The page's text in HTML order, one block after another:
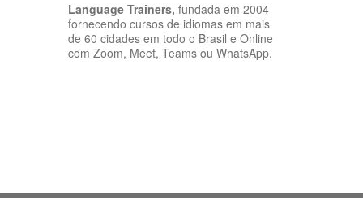
Language Trainers, fundada em 2004
fornecendo cursos de idiomas em mais
de 60 cidades em todo o Brasil e Online
com Zoom, Meet, Teams ou WhatsApp.